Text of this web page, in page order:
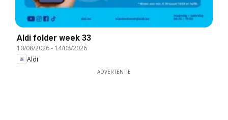
Aldi folder week 33
10/08/2026- 14/08/2026
Aldi
ADVERTENTIE